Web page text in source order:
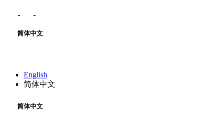
简体中文
English
简体中文
简体中文